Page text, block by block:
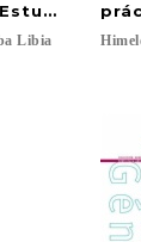
Estudios,
Libia